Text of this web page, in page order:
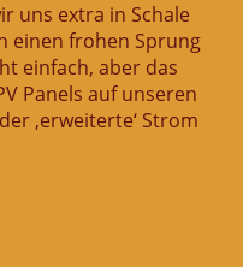
uns extra in Schale
einen frohen Sprung
einfach, aber das
Panels auf unseren
‚erweiterte‘ Strom